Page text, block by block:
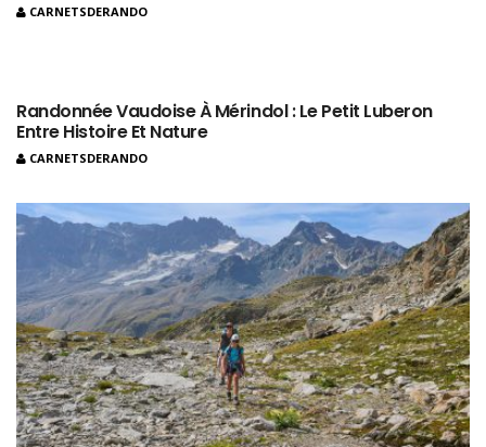
CARNETSDERANDO
Randonnée Vaudoise À Mérindol : Le Petit Luberon
Entre Histoire Et Nature
CARNETSDERANDO